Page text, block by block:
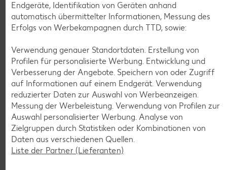
Weitere Angebote anzeigen
Endgeräte, Identifikation von Geräten anhand
automatisch übermittelter Informationen, Messung des
Erfolgs von Werbekampagnen durch TTD, sowie:
Verwendung genauer Standortdaten. Erstellung von
Profilen für personalisierte Werbung. Entwicklung und
Verbesserung der Angebote. Speichern von oder Zugriff
auf Informationen auf einem Endgerät. Verwendung
reduzierter Daten zur Auswahl von Werbeanzeigen.
Messung der Werbeleistung. Verwendung von Profilen zur
Auswahl personalisierter Werbung. Analyse von
Zielgruppen durch Statistiken oder Kombinationen von
Daten aus verschiedenen Quellen.
Liste der Partner (Lieferanten)